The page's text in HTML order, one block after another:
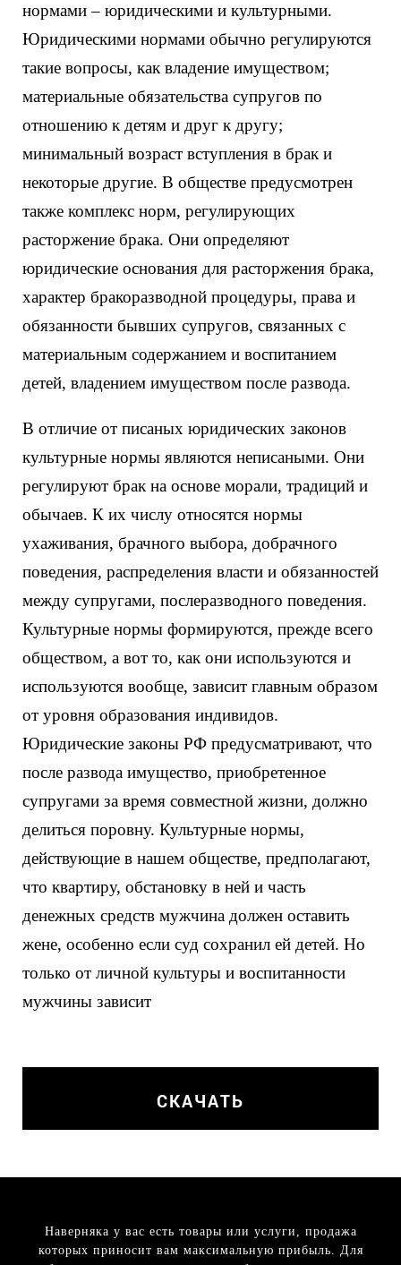
нормами – юридическими и культурными.
Юридическими нормами обычно регулируются
такие вопросы, как владение имуществом;
материальные обязательства супругов по
отношению к детям и друг к другу;
минимальный возраст вступления в брак и
некоторые другие. В обществе предусмотрен
также комплекс норм, регулирующих
расторжение брака. Они определяют
юридические основания для расторжения брака,
характер бракоразводной процедуры, права и
обязанности бывших супругов, связанных с
материальным содержанием и воспитанием
детей, владением имуществом после развода.
В отличие от писаных юридических законов
культурные нормы являются неписаными. Они
регулируют брак на основе морали, традиций и
обычаев. К их числу относятся нормы
ухаживания, брачного выбора, добрачного
поведения, распределения власти и обязанностей
между супругами, послеразводного поведения.
Культурные нормы формируются, прежде всего
обществом, а вот то, как они используются и
используются вообще, зависит главным образом
от уровня образования индивидов.
Юридические законы РФ предусматривают, что
после развода имущество, приобретенное
супругами за время совместной жизни, должно
делиться поровну. Культурные нормы,
действующие в нашем обществе, предполагают,
что квартиру, обстановку в ней и часть
денежных средств мужчина должен оставить
жене, особенно если суд сохранил ей детей. Но
только от личной культуры и воспитанности
мужчины зависит
СКАЧАТЬ
Наверняка у вас есть товары или услуги, продажа
которых приносит вам максимальную прибыль. Для